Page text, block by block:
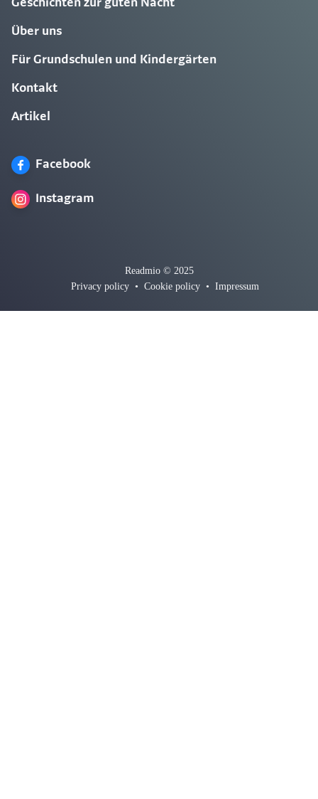
Geschichten zur guten Nacht
Über uns
Für Grundschulen und Kindergärten
Kontakt
Artikel
Facebook
Instagram
Readmio © 2025
Privacy policy • Cookie policy • Impressum